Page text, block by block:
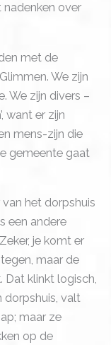
over
met de
We zijn
We zijn divers –
want er zijn
mens-zijn die
gemeente gaat
het dorpshuis
een andere
je komt er
maar de
Dat klinkt logisch,
dorpshuis, valt
maar ze
op de